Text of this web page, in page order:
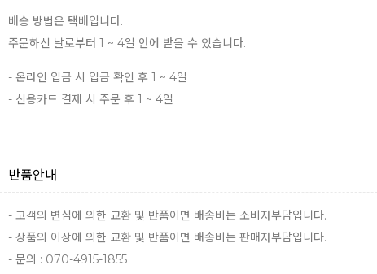
배송 방법은 택배입니다.
주문하신 날로부터 1 ~ 4일 안에 받을 수 있습니다.
- 온라인 입금 시 입금 확인 후 1 ~ 4일
- 신용카드 결제 시 주문 후 1 ~ 4일
반품안내
- 고객의 변심에 의한 교환 및 반품이면 배송비는 소비자부담입니다.
- 상품의 이상에 의한 교환 및 반품이면 배송비는 판매자부담입니다.
- 문의 : 070-4915-1855